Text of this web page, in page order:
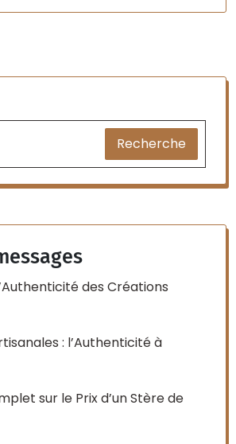
Recherche
des Créations
: l’Authenticité à
sur le Prix d’un Stère de